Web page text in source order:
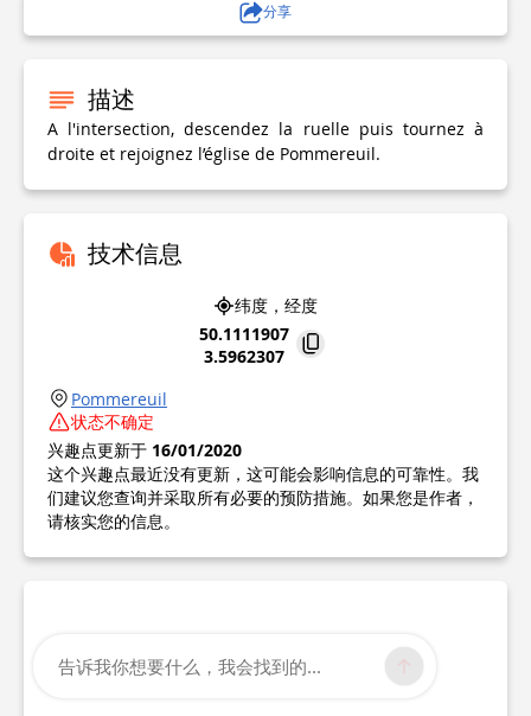
分享
描述
A l'intersection, descendez la ruelle puis tournez à
droite et rejoignez l’église de Pommereuil.
技术信息
纬度，经度
50.1111907
3.5962307
Pommereuil
状态不确定
兴趣点更新于 16/01/2020
这个兴趣点最近没有更新，这可能会影响信息的可靠性。我
们建议您查询并采取所有必要的预防措施。如果您是作者，
请核实您的信息。
告诉我你想要什么，我会找到的...